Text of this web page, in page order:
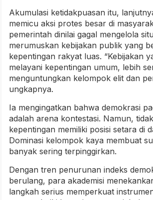
Akumulasi ketidakpuasan itu,
memicu aksi protes besar di
pemerintah dinilai gagal mengelola
merumuskan kebijakan publik yang
kepentingan rakyat luas. “Kebijakan
melayani kepentingan umum, lebih
menguntungkan kelompok elit dan
ungkapnya.
Ia mengingatkan bahwa demokrasi
adalah arena kontestasi. Namun,
kepentingan memiliki posisi setara di
Dominasi kelompok kaya membuat
banyak sering terpinggirkan.
Dengan tren penurunan indeks
berulang, para akademisi
langkah serius memperkuat